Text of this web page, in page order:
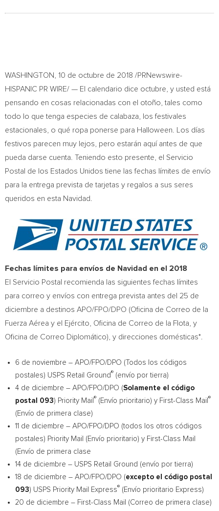
WASHINGTON
, 10 de octubre de 2018 /PRNewswire-
HISPANIC PR WIRE/ — El calendario dice octubre, y usted está
pensando en cosas relacionadas con el otoño, tales como
todo lo que tenga especies de calabaza, los festivales
estacionales, o qué ropa ponerse para Halloween. Los días
festivos parecen muy lejos, pero estarán aquí antes de que
pueda darse cuenta. Teniendo esto presente, el Servicio
Postal de los Estados Unidos tiene las fechas límites de envío
para la entrega prevista de tarjetas y regalos a sus seres
queridos en esta Navidad.
Fechas límites para envíos de Navidad en el 2018
El Servicio Postal recomienda las siguientes fechas límites
para correo y envíos con entrega prevista antes del 25 de
diciembre a destinos APO/FPO/DPO (Oficina de Correo de la
Fuerza Aérea y el Ejército, Oficina de Correo de la Flota, y
Oficina de Correo Diplomático), y direcciones domésticas*.
6 de noviembre – APO/FPO/DPO (Todos los códigos
postales) USPS Retail Ground® (envío por tierra)
4 de diciembre – APO/FPO/DPO (Solamente el código
postal 093) Priority Mail ® (Envío prioritario) y First-Class Mail ®
(Envío de primera clase)
11 de diciembre – APO/FPO/DPO (todos los otros códigos
postales) Priority Mail (Envío prioritario) y First-Class Mail
(Envío de primera clase
14 de diciembre – USPS Retail Ground (envío por tierra)
18 de diciembre – APO/FPO/DPO (excepto el código postal
093) USPS Priority Mail Express® (Envío prioritario Express)
20 de diciembre – First-Class Mail (Correo de primera clase)